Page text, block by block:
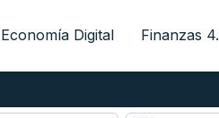
Economía Digital Finanzas